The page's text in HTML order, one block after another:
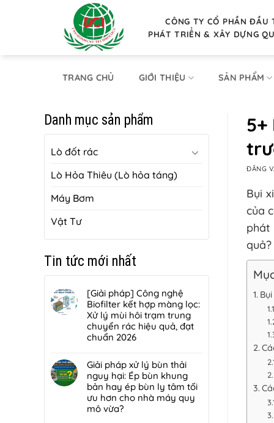
CÔNG TY CỔ PHẦN ĐẦU
PHÁT TRIỂN & XÂY DỰNG
TRANG CHỦ GIỚI THIỆU SẢN PHẨM
Danh mục sản phẩm
Lò đốt rác
Lò Hỏa Thiêu (Lò hỏa táng)
Máy Bơm
Vật Tư
Tin tức mới nhất
[Giải pháp] Công nghệ
Biofilter kết hợp màng lọc:
Xử lý mùi hôi trạm trung
chuyển rác hiệu quả, đạt
chuẩn 2026
có
bình
luận
ở
[Giải
pháp]
Giải pháp xử lý bùn thải
nguy hại: Ép bùn khung
bản hay ép bùn ly tâm tối
ưu hơn cho nhà máy quy
mô vừa?
ĐĂNG
Bụi
của
phát